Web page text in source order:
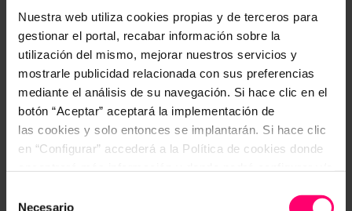
Nuestra web utiliza cookies propias y de terceros para
gestionar el portal, recabar información sobre la
utilización del mismo, mejorar nuestros servicios y
mostrarle publicidad relacionada con sus preferencias
mediante el análisis de su navegación. Si hace clic en el
botón “Aceptar” aceptará la implementación de
las cookies y solo entonces se implantarán. Si hace clic
en “Configurar” accederá a la Política de cookies donde
activo hasta que ejecute alguna de estas dos opciones:
Necesario